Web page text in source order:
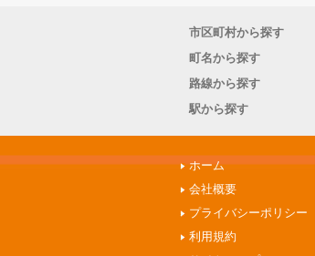
市区町村から探す
町名から探す
路線から探す
駅から探す
ホーム
会社概要
プライバシーポリシー
利用規約